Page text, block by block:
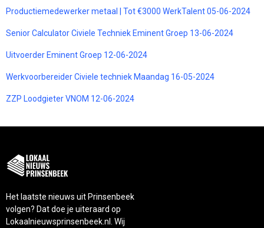
Productiemedewerker metaal | Tot €3000 WerkTalent 05-06-2024
Senior Calculator Civiele Techniek Eminent Groep 13-06-2024
Uitvoerder Eminent Groep 12-06-2024
Werkvoorbereider Civiele techniek Maandag 16-05-2024
ZZP Loodgieter VNOM 12-06-2024
Het laatste nieuws uit Prinsenbeek
volgen? Dat doe je uiteraard op
Lokaalnieuwsprinsenbeek.nl. Wij